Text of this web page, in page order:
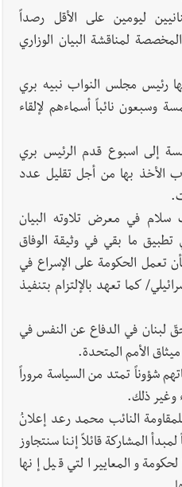
يحذّر إيران من ضربة قوية...
ما دامت التهديدات مستمرّة
توقف ثلاثة أشخاص بجرائم
قاصر
ليومين على الأقل رصداً
لمناقشة البيان الوزاري
رئيس مجلس النواب نبيه بري
وسبعون نائباً أسماءهم لإلقاء
إلى اسبوع قدم الرئيس بري
الأخذ بها من أجل تقليل عدد
في معرض تلاوته البيان
ما بقي في وثيقة الوفاق
تعمل الحكومة على الإسراع في
كما تعهد بالإلتزام بتنفيذ
لبنان في الدفاع عن النفس في
الأمم المتحدة.
شؤوناً تمتد من السياسة مروراً
وغير ذلك.
النائب محمد رعد إعلانُ
المشاركة قائلاً إننا سنتجاوز
والمعايير التي قيل إنها